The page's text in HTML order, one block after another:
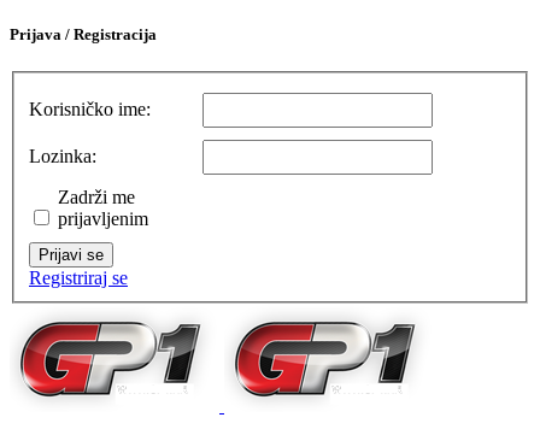
Prijava / Registracija
Korisničko ime:
Lozinka:
Zadrži me
prijavljenim
Prijavi se
Registriraj se